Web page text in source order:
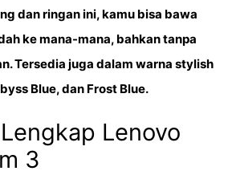
dan ringan ini, kamu bisa bawa
ke mana-mana, bahkan tanpa
Tersedia juga dalam warna stylish
Blue, dan Frost Blue.
Lenovo
3